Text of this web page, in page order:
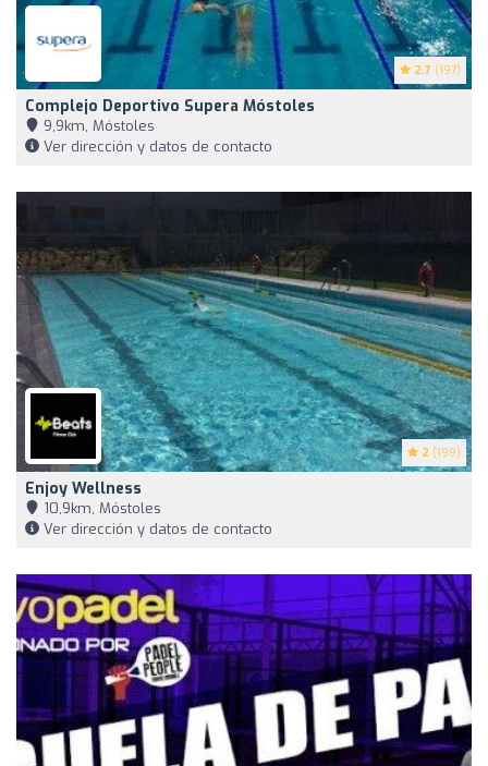
2.7 (197)
Complejo Deportivo Supera Móstoles
9,9km, Móstoles
Ver dirección y datos de contacto
2 (199)
Enjoy Wellness
10,9km, Móstoles
Ver dirección y datos de contacto